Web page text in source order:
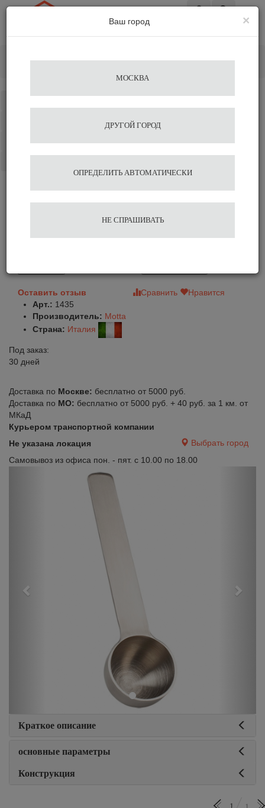
Мерная кофейная ложка
Оставить отзыв Сравнить
Нравится
Арт.: 1435
Производитель: Motta
Страна: Италия
Под заказ:
30 дней
Доставка по Москве: бесплатно от 5000 руб.
Доставка по МО: бесплатно от 5000 руб. + 40 руб. за 1 км. от
МКаД
Курьером транспортной компании
Не указана локация
Выбрать город
Самовывоз из офиса пон. - пят. с 10.00 по 18.00
Краткое описание
основные параметры
Конструкция
×
Ваш город
МОСКВА
ДРУГОЙ ГОРОД
ОПРЕДЕЛИТЬ АВТОМАТИЧЕСКИ
НЕ СПРАШИВАТЬ